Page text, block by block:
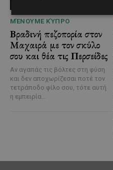
ΜΈΝΟΥΜΕ ΚΎΠΡΟ
Βραδινή πεζοπορία στον
Μαχαιρά με τον σκύλο
σου και θέα τις Περσείδες
Αν αγαπάς τις βόλτες στη φύση
και δεν αποχωρίζεσαι ποτέ τον
τετράποδο φίλο σου, τότε αυτή
η εμπειρία...